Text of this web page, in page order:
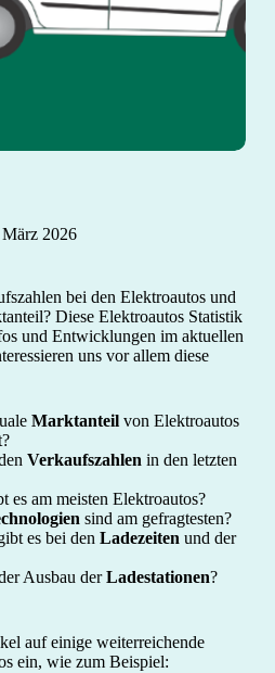
2026
bei den Elektroautos und
Diese Elektroautos Statistik
und Entwicklungen im aktuellen
uns vor allem diese
Marktanteil von Elektroautos
Verkaufszahlen in den letzten
es am meisten Elektroautos?
sind am gefragtesten?
es bei den Ladezeiten und der
Ausbau derLadestationen?
auf einige weiterreichende
ein, wie zum Beispiel: